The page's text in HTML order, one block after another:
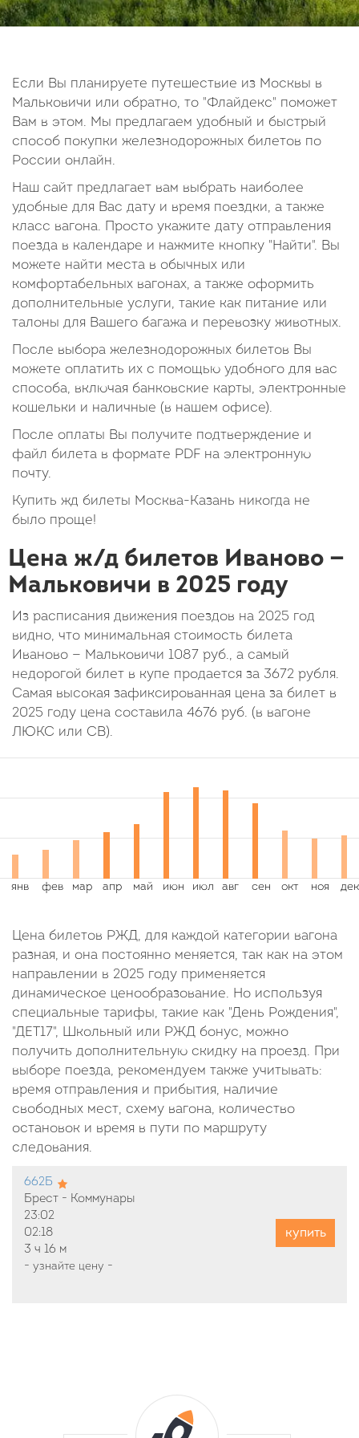
Если Вы планируете путешествие из Москвы в
Мальковичи или обратно, то "Флайдекс" поможет
Вам в этом. Мы предлагаем удобный и быстрый
способ покупки железнодорожных билетов по
России онлайн.
Наш сайт предлагает вам выбрать наиболее
удобные для Вас дату и время поездки, а также
класс вагона. Просто укажите дату отправления
поезда в календаре и нажмите кнопку "Найти". Вы
можете найти места в обычных или
комфортабельных вагонах, а также оформить
дополнительные услуги, такие как питание или
талоны для Вашего багажа и перевозку животных.
После выбора железнодорожных билетов Вы
можете оплатить их с помощью удобного для вас
способа, включая банковские карты, электронные
кошельки и наличные (в нашем офисе).
После оплаты Вы получите подтверждение и
файл билета в формате PDF на электронную
почту.
Купить жд билеты Москва-Казань никогда не
было проще!
Цена ж/д билетов Иваново —
Мальковичи в 2025 году
Из расписания движения поездов на 2025 год
видно, что минимальная стоимость билета
Иваново — Мальковичи 1087 руб., а самый
недорогой билет в купе продается за 3672 рубля.
Самая высокая зафиксированная цена за билет в
2025 году цена составила 4676 руб. (в вагоне
ЛЮКС или СВ).
Цена билетов РЖД, для каждой категории вагона
разная, и она постоянно меняется, так как на этом
направлении в 2025 году применяется
динамическое ценообразование. Но используя
специальные тарифы, такие как "День Рождения",
"ДЕТ17", Школьный или РЖД бонус, можно
получить дополнительную скидку на проезд. При
выборе поезда, рекомендуем также учитывать:
время отправления и прибытия, наличие
свободных мест, схему вагона, количество
остановок и время в пути по маршруту
следования.
662Б
Брест - Коммунары
23:02
02:18
3 ч 16 м
- узнайте цену -
купить
14
15 16 17 18 19
20
Октябрь 2026
5
6 7 8 9 10
11
12
13 14 15 16 17
18
19
20 21 22 23
31